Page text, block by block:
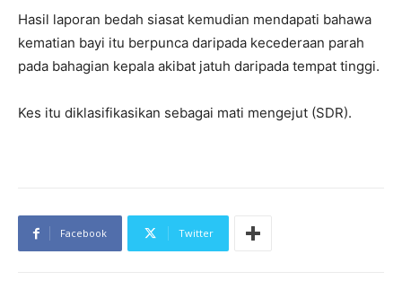
Hasil laporan bedah siasat kemudian mendapati bahawa
kematian bayi itu berpunca daripada kecederaan parah
pada bahagian kepala akibat jatuh daripada tempat tinggi.
Kes itu diklasifikasikan sebagai mati mengejut (SDR).
Facebook Twitter